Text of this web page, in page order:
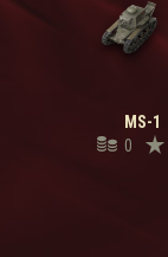
MS-1
0